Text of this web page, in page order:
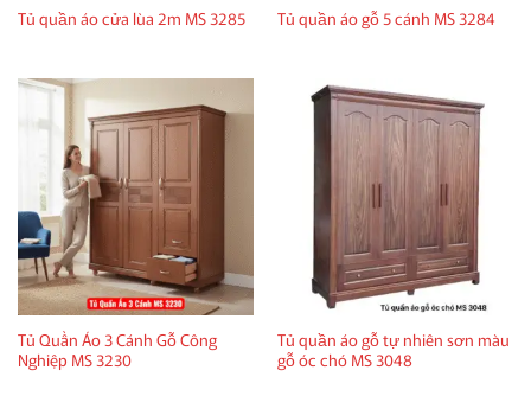
Tủ quần áo cửa lùa 2m MS 3285 Tủ quần áo gỗ 5 cánh MS 3284
Tủ Quần Áo 3 Cánh Gỗ Công
Nghiệp MS 3230
Tủ quần áo gỗ tự nhiên sơn màu
gỗ óc chó MS 3048